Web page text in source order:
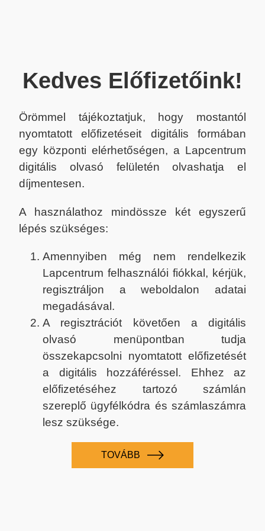
Kedves Előfizetőink!
Örömmel tájékoztatjuk, hogy mostantól
nyomtatott előfizetéseit digitális formában
egy központi elérhetőségen, a Lapcentrum
digitális olvasó felületén olvashatja el
díjmentesen.
A használathoz mindössze két egyszerű
lépés szükséges:
Amennyiben még nem rendelkezik
Lapcentrum felhasználói fiókkal, kérjük,
regisztráljon a weboldalon adatai
megadásával.
A regisztrációt követően a digitális
olvasó menüpontban tudja
összekapcsolni nyomtatott előfizetését
a digitális hozzáféréssel. Ehhez az
előfizetéséhez tartozó számlán
szereplő ügyfélkódra és számlaszámra
lesz szüksége.
TOVÁBB